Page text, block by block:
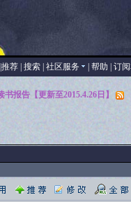
推荐| 搜索| 社区服务 帮助 订
书报告【更新至2015.4.26日】